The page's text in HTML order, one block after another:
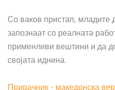
Со ваков пристап, младите
запознаат со реалната
применливи вештини и да
својата иднина.